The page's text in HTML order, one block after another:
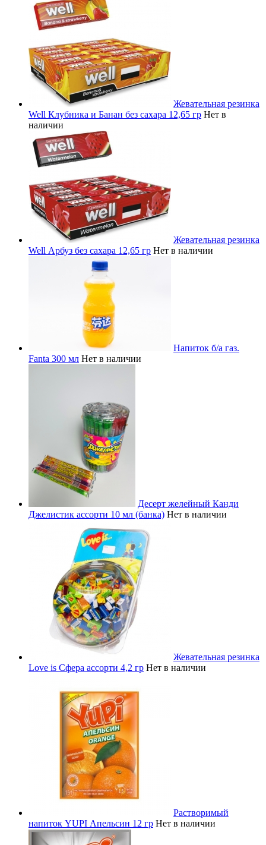
Жевательная резинка
Well Клубника и Банан без сахара 12,65 гр Нет в
наличии
Жевательная резинка
Well Арбуз без сахара 12,65 гр Нет в наличии
Напиток б/а газ.
Fanta 300 мл Нет в наличии
Десерт желейный Канди
Джелистик ассорти 10 мл (банка) Нет в наличии
Жевательная резинка
Love is Сфера ассорти 4,2 гр Нет в наличии
Растворимый
напиток YUPI Апельсин 12 гр Нет в наличии